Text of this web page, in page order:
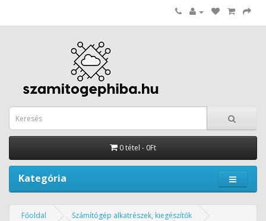
0 tétel - 0Ft
Kategória
Főoldal
Számítógép alkatrészek, kiegészítők